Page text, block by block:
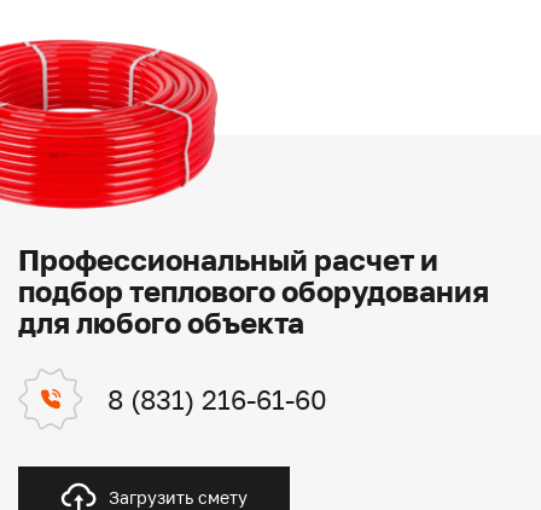
Профессиональный расчет и
подбор теплового оборудования
для любого объекта
8 (831) 216-61-60
Загрузить смету